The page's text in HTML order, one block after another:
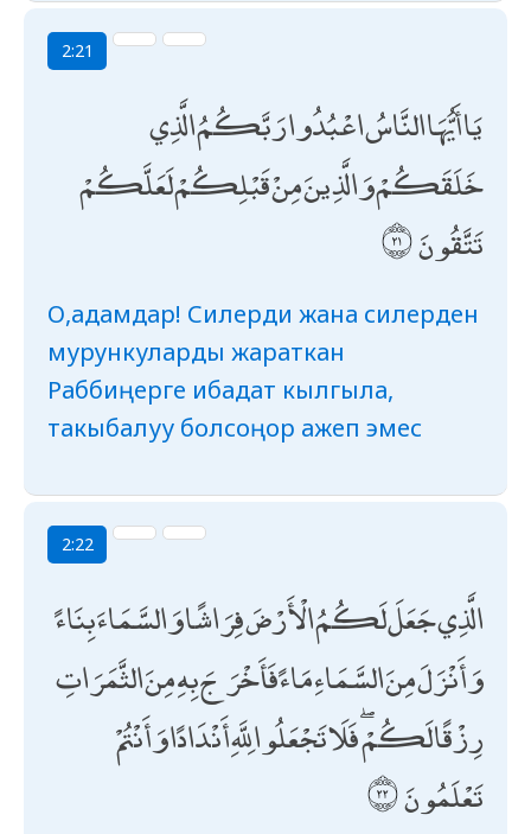
2:21
يَا أَيُّهَا النَّاسُ اعْبُدُوا رَبَّكُمُ الَّذِي
خَلَقَكُمْ وَالَّذِينَ مِنْ قَبْلِكُمْ لَعَلَّكُمْ
تَتَّقُونَ
О,адамдар! Силерди жана силерден
мурункуларды жараткан
Раббиңерге ибадат кылгыла,
такыбалуу болсоңор ажеп эмес
2:22
الَّذِي جَعَلَ لَكُمُ الْأَرْضَ فِرَاشًا وَالسَّمَاءَ بِنَاءً
وَأَنْزَلَ مِنَ السَّمَاءِ مَاءً فَأَخْرَجَ بِهِ مِنَ الثَّمَرَاتِ
رِزْقًا لَكُمْ ۖ فَلَا تَجْعَلُوا لِلَّهِ أَنْدَادًا وَأَنْتُمْ
تَعْلَمُونَ